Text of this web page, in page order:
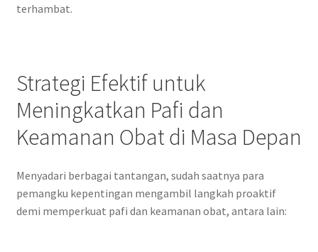
terhambat.
Strategi Efektif untuk
Meningkatkan Pafi dan
Keamanan Obat di Masa Depan
Menyadari berbagai tantangan, sudah saatnya para
pemangku kepentingan mengambil langkah proaktif
demi memperkuat pafi dan keamanan obat, antara lain: